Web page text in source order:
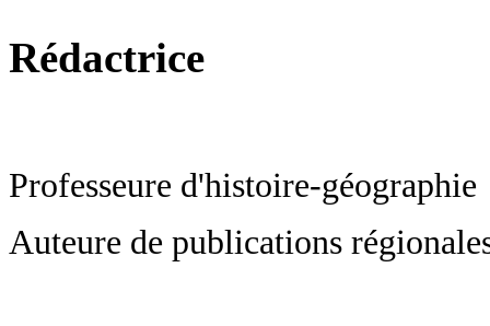
Rédactrice
Professeure d'histoire-géographie
Auteure de publications